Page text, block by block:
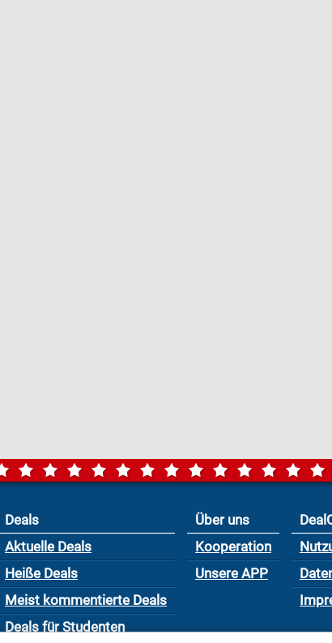
Deals
Aktuelle Deals
Heiße Deals
Meist kommentierte Deals
Deals für Studenten
Über uns
Kooperation
Unsere APP